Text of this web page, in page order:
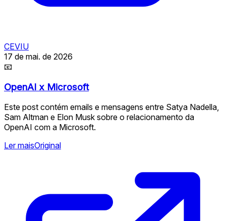
CEVIU
17 de mai. de 2026
📧
OpenAI x Microsoft
Este post contém emails e mensagens entre Satya Nadella,
Sam Altman e Elon Musk sobre o relacionamento da
OpenAI com a Microsoft.
Ler maisOriginal